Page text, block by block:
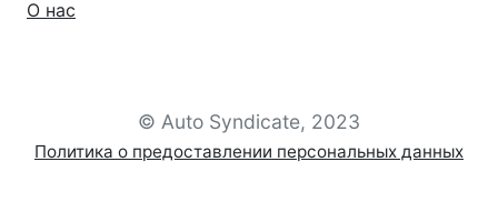
О нас
© Auto Syndicate, 2023
Политика о предоставлении персональных данных